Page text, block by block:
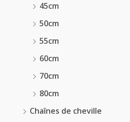
45cm
50cm
55cm
60cm
70cm
80cm
Chaînes de cheville